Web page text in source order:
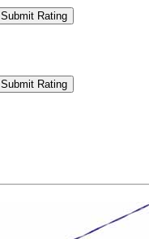
Submit Rating
Submit Rating